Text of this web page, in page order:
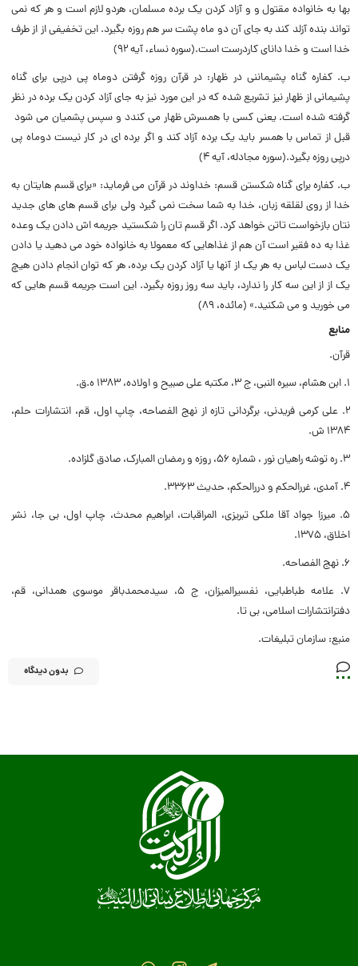
بها به خانواده مقتول و و آزاد کردن یک برده مسلمان، هردو لازم است و هر که نمی
تواند بنده آزلد کند به جای آن دو ماه پشت سر هم روزه بگیرد. این تخفیفی از از طرف
خدا است و خدا دانای کاردرست است.(سوره نساء، آیه 92)
ب. کفاره گناه پشیماننی در ظهار: در قرآن روزه گرفتن دوماه پی درپی برای گناه
پشیمانی از ظهار نیز تشریع شده که در این مورد نیز به جای آزاد کردن یک برده در نظر
گرفته شده است. یعنی کسی با همسرش ظهار می کندد و سپس پشمیان می شود
قبل از تماس با همسر باید یک برده آزاد کند و اگر برده ای در کار نیست دوماه پی
درپی روزه بگیرد.(سوره مجادله، آیه 4)
ب. کفاره برای گناه شکستن قسم: خداوند در قرآن می فرماید: «برای قسم هایتان به
خدا از روی لقلقه زبان، خدا به شما سخت نمی گیرد ولی برای قسم های های جدید
نتان بازخواست تاتن خواهد کرد. اگر قسم تان را شکستید جریمه اش دادن یک وعده
غذا به ده فقیر است آن هم از غذاهایی که معمولا به خانواده خود می دهید یا دادن
یک دست لباس به هر یک از آنها یا آزاد کردن یک برده، هر که توان انجام دادن هیچ
یک از از این سه کار را ندارد، باید سه روز روزه بگیرد. این است جریمه قسم هایی که
می خورید و می شکنید.» (مائده، 89)
منابع
قرآن.
۱. ابن هشام، سیره النبی، ج ۳، مکتبه علی صبیح و اولاده، ۱۳۸۳ ه.ق.
۲. علی کرمی فریدنی، برگردانی تازه از نهج الفصاحه، چاپ اول، قم، انتشارات حلم،
۱۳۸۴ ش.
۳. ره توشه راهیان نور ، شماره ۵۶، روزه و رمضان المبارک، صادق گلزاده.
۴. آمدی، غررالحکم و دررالحکم، حدیث ۳۳۶۳.
۵. میرزا جواد آقا ملکی تبریزی، المراقبات، ابراهیم محدث، چاپ اول، بی جا، نشر
اخلاق، ۱۳۷۵.
۶. نهج الفصاحه.
۷. علامه طباطبایی، نفسیرالمیزان، ج ۵، سیدمحمدباقر موسوی همدانی، قم،
دفترانتشارات اسلامی، بی تا.
منبع: سازمان تبلیغات.
بدون دیدگاه